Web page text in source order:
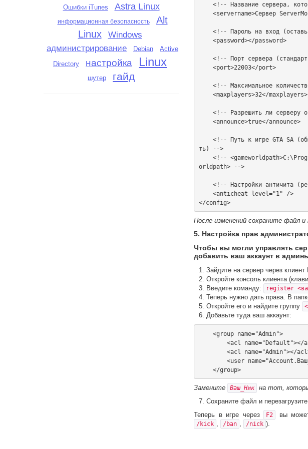
Ошибки iTunes Astra Linux
информационная безопасность
Alt
Linux
Windows
администрирование Debian
Active
Directory
настройка Linux
шутер гайд
ть) -->
orldpath> -->
</config>
После изменений сохраните файл и
5. Настройка прав
Чтобы вы могли управлять
добавить ваш аккаунт в
Зайдите на сервер через клиент
Откройте консоль клиента
Введите команду:
register
Теперь нужно дать права. В
Откройте его и найдите группу
Добавьте туда ваш аккаунт:
    </group>
Замените Ваш_Ник
на тот,
Сохраните файл и
Теперь в игре через
F2 вы
/kick , /ban , /nick ).